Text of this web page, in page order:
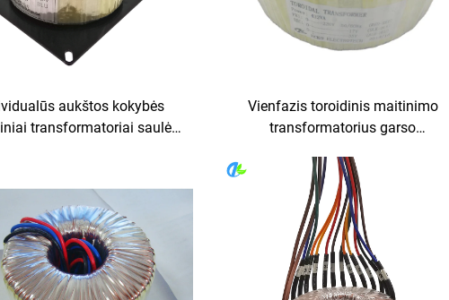
aukštos kokybės
transformatoriai saulės
transformatoriui
Vienfazis toroidinis maitinimo
transformatorius garso
išvestis, 110 V, 220 V, 240 V įvestis,
50 Hz, 60 Hz dažnis